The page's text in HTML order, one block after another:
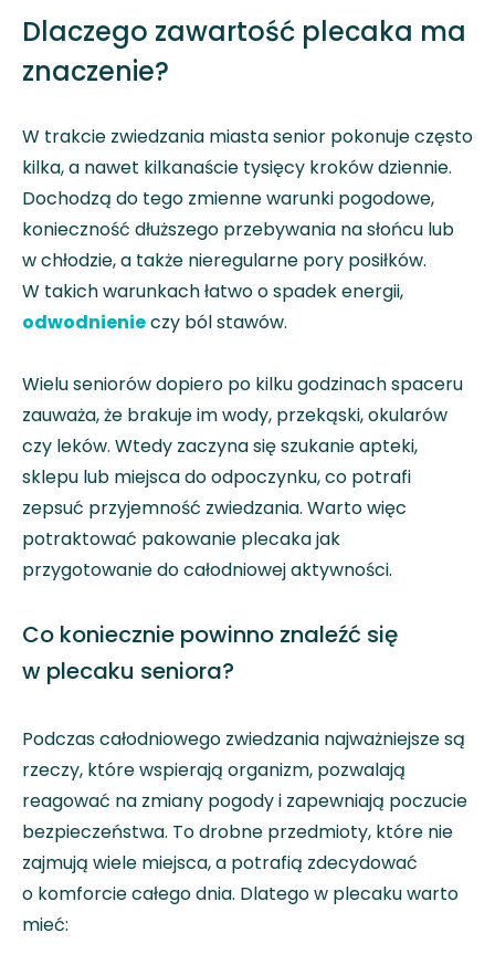
Dlaczego zawartość plecaka ma
znaczenie?
W trakcie zwiedzania miasta senior pokonuje często
kilka, a nawet kilkanaście tysięcy kroków dziennie.
Dochodzą do tego zmienne warunki pogodowe,
konieczność dłuższego przebywania na słońcu lub
w chłodzie, a także nieregularne pory posiłków.
W takich warunkach łatwo o spadek energii,
odwodnienieczy ból stawów.
Wielu seniorów dopiero po kilku godzinach spaceru
zauważa, że brakuje im wody, przekąski, okularów
czy leków. Wtedy zaczyna się szukanie apteki,
sklepu lub miejsca do odpoczynku, co potrafi
zepsuć przyjemność zwiedzania. Warto więc
potraktować pakowanie plecaka jak
przygotowanie do całodniowej aktywności.
Co koniecznie powinno znaleźć się
w plecaku seniora?
Podczas całodniowego zwiedzania najważniejsze są
rzeczy, które wspierają organizm, pozwalają
reagować na zmiany pogody i zapewniają poczucie
bezpieczeństwa. To drobne przedmioty, które nie
zajmują wiele miejsca, a potrafią zdecydować
o komforcie całego dnia. Dlatego w plecaku warto
mieć: